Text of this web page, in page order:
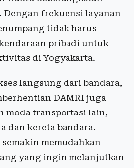
Dengan frekuensi layanan
tidak harus
pribadi untuk
di Yogyakarta.
langsung dari bandara,
DAMRI juga
moda transportasi lain,
dan kereta bandara.
memudahkan
yang ingin melanjutkan